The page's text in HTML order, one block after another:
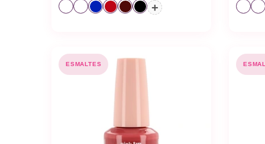
+
ESMALTES